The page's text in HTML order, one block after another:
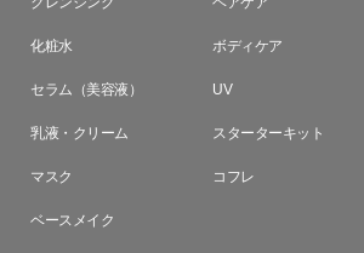
化粧水
セラム（美容液）
乳液・クリーム
マスク
ベースメイク
ボディケア
UV
スターターキット
コフレ